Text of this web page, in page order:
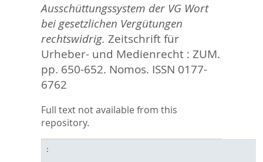
Ausschüttungssystem der VG Wort
bei gesetzlichen Vergütungen
rechtswidrig. Zeitschrift für
Urheber- und Medienrecht : ZUM.
pp. 650-652. Nomos. ISSN 0177-
6762
Full text not available from this
repository.